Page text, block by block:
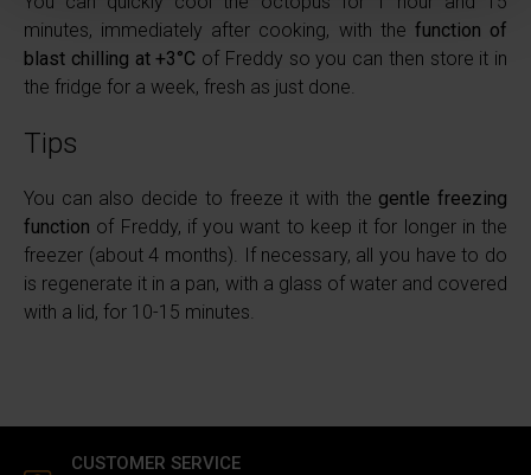
(impronte digitali).
Approfondisci come vengono elaborati i tuoi dati personali
e imposta le tue preferenze nellasezione dettagli
dalla Dichiarazione sui cookie.
Utilizziamo i cookie per personalizzare i contenuti e gli
annunci, fornire le funzioni dei social media e analizzare il
nostro traffico. Inoltre forniamo informazioni sul modo in
cui utilizzi il nostro sito ai nostri partner che si occupano
di analisi dei dati web, pubblicità e social media, i quali
minutes, immediately after cooking, with the function of
blast chilling at +3°C of Freddy so you can then store it in
the fridge for a week, fresh as just done.
Tips
You can also decide to freeze it with the gentle freezing
function of Freddy, if you want to keep it for longer in the
freezer (about 4 months). If necessary, all you have to do
is regenerate it in a pan, with a glass of water and covered
with a lid, for 10-15 minutes.
CUSTOMER SERVICE